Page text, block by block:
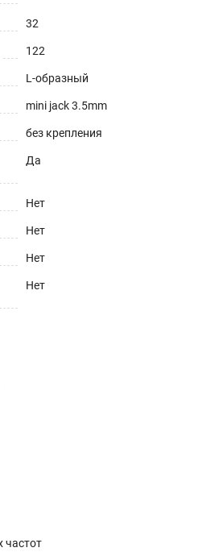
32
122
L-образный
mini jack 3.5mm
без крепления
Да
Нет
Нет
Нет
Нет
частот